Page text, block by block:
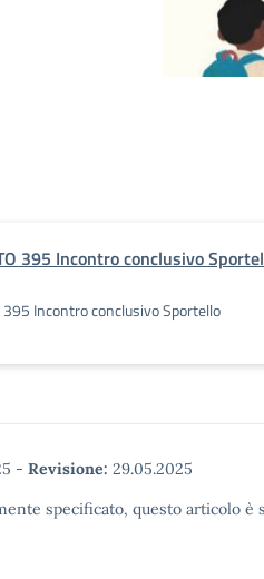
395 Incontro conclusivo
395 Incontro conclusivo Sportello
- Revisione: 29.05.2025
specificato, questo articolo